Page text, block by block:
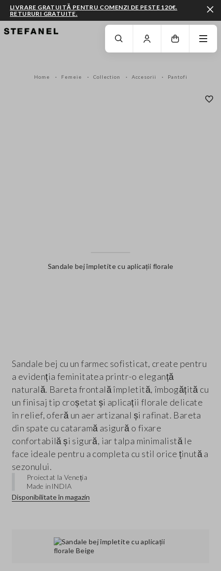
MERGI LA CONȚINUTUL PRINCIPALDERULEAZĂ ÎN JOS
LIVRARE GRATUITĂ PENTRU COMENZI DE PESTE 120€.
RETURURI GRATUITE.
Home Femeie Collection Accesorii Pantofi
Sandale bej împletite cu aplicații florale
Sandale bej cu un farmec sofisticat, create pentru
a evidenția feminitatea printr-o eleganță
naturală. Bareta frontală împletită, îmbogățită cu
un finisaj tip croșetat și aplicații florale delicate
în relief, oferă un aer artizanal și rafinat. Bareta
din spate cu cataramă asigură o fixare
confortabilă și sigură, iar talpa minimalistă le
face ideale pentru a completa cu stil orice ținută a
sezonului.
Proiectat la Veneția
Made in INDIA
Disponibilitate în magazin